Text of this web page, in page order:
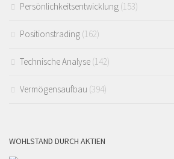
Persönlichkeitsentwicklung (153)
Positionstrading (162)
Technische Analyse (142)
Vermögensaufbau (394)
WOHLSTAND DURCH AKTIEN